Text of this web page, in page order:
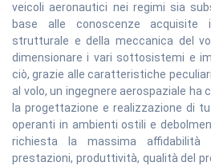
veicoli aeronautici nei regimi sia
base alle conoscenze acquisite
strutturale e della meccanica del
dimensionare i vari sottosistemi e
ciò, grazie alle caratteristiche
al volo, un ingegnere aerospaziale ha
la progettazione e realizzazione di
operanti in ambienti ostili e
richiesta la massima affidabilità
prestazioni, produttività, qualità del